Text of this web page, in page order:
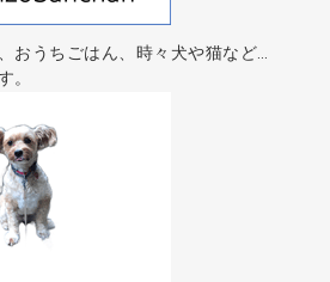
おうちごはん、時々犬や猫など…
。